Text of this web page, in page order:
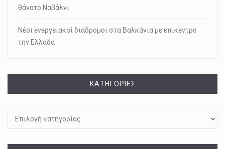
θάνατο Ναβάλνι
Νέοι ενεργειακοί διάδρομοι στα Βαλκάνια με επίκεντρο
την Ελλάδα
KΑΤΗΓΟΡΊΕΣ